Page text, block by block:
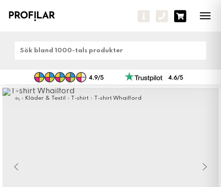
» Kläder & Textil » T-shirt » T-shirt Whailford